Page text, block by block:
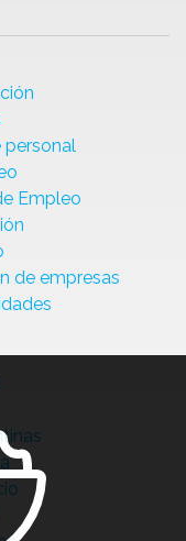
personal
Empleo
de empresas